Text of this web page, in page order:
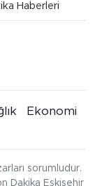
Haberleri
Ekonomi
sorumludur.
Dakika Eskişehir